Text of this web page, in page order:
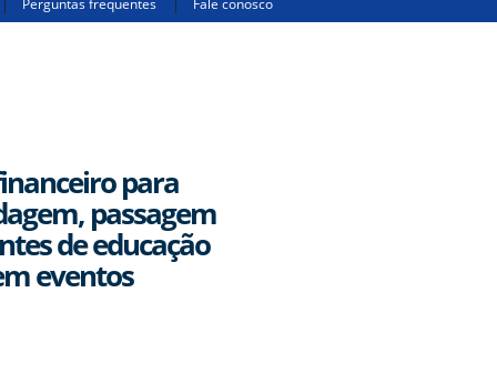
Perguntas frequentes Fale conosco
para
passagem
de educação
eventos